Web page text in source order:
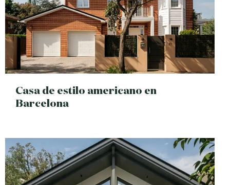
Casa de estilo americano en
Barcelona